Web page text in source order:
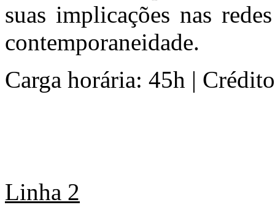
suas implicações nas
contemporaneidade.
Carga horária: 45h |
Linha 2